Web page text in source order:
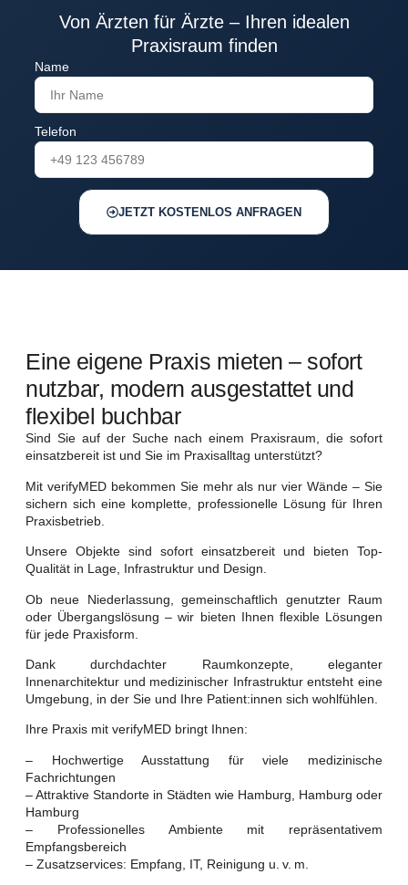
Von Ärzten für Ärzte – Ihren idealen
Praxisraum finden
Name
Telefon
JETZT KOSTENLOS ANFRAGEN
Eine eigene Praxis mieten – sofort
nutzbar, modern ausgestattet und
flexibel buchbar
Sind Sie auf der Suche nach einem Praxisraum, die sofort
einsatzbereit ist und Sie im Praxisalltag unterstützt?
Mit verifyMED bekommen Sie mehr als nur vier Wände – Sie
sichern sich eine komplette, professionelle Lösung für Ihren
Praxisbetrieb.
Unsere Objekte sind sofort einsatzbereit und bieten Top-
Qualität in Lage, Infrastruktur und Design.
Ob neue Niederlassung, gemeinschaftlich genutzter Raum
oder Übergangslösung – wir bieten Ihnen flexible Lösungen
für jede Praxisform.
Dank durchdachter Raumkonzepte, eleganter
Innenarchitektur und medizinischer Infrastruktur entsteht eine
Umgebung, in der Sie und Ihre Patient:innen sich wohlfühlen.
Ihre Praxis mit verifyMED bringt Ihnen:
– Hochwertige Ausstattung für viele medizinische
Fachrichtungen
– Attraktive Standorte in Städten wie Hamburg, Hamburg oder
Hamburg
– Professionelles Ambiente mit repräsentativem
Empfangsbereich
– Zusatzservices: Empfang, IT, Reinigung u. v. m.